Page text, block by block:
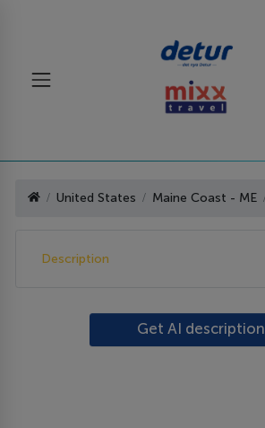
United States Maine Coast - ME
Description
Get AI description